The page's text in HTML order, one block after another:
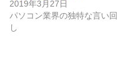
2019年3月27日
パソコン業界の独特な言い回
し